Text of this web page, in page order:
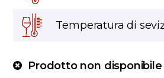
Temperatura di
Prodotto non disponibile